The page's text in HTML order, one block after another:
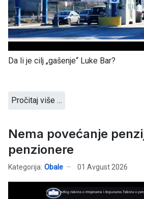
Da li je cilj „gašenje“ Luke Bar?
Pročitaj više …
Nema povećanje
penzionere
Kategorija: Obale 01 Avgust 2026